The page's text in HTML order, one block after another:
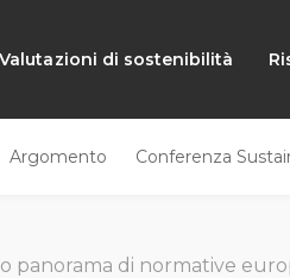
Valutazioni di sostenibilità
Argomento Conferenza
panorama di normative